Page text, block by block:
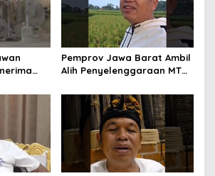
Kita
Pemprov Jawa Barat Ambil
Alih Penyelenggaraan MTQ
Jadi Tuan Rumah